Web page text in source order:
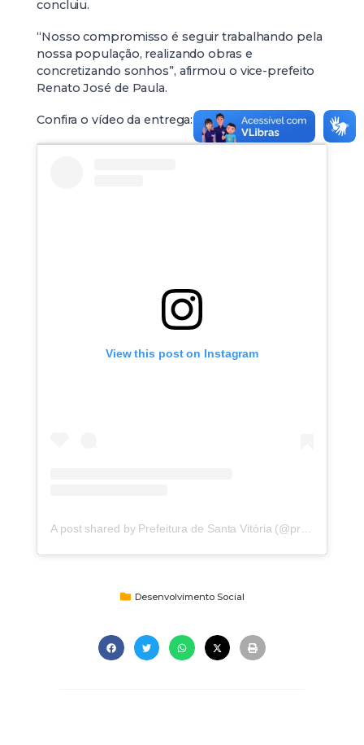
concluiu.
“Nosso compromisso é seguir trabalhando pela
nossa população, realizando obras e
concretizando sonhos”, afirmou o vice-prefeito
Renato José de Paula.
Confira o vídeo da entrega:
View this post on Instagram
A post shared by Prefeitura de Santa Vitória (@prefeiturasv)
Desenvolvimento Social